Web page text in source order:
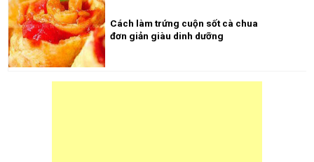
Cách làm trứng cuộn sốt cà chua
đơn giản giàu dinh dưỡng